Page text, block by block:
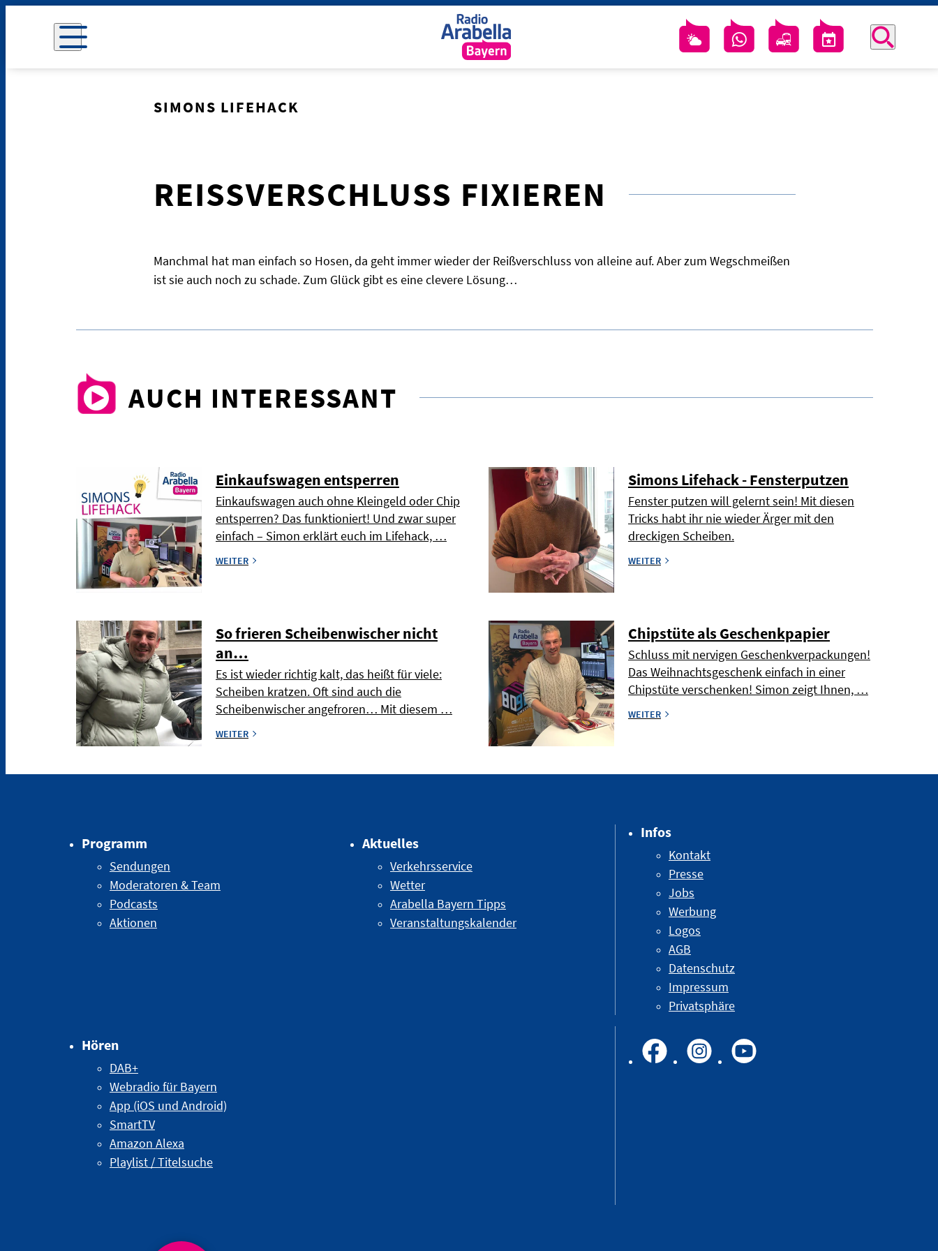
SIMONS LIFEHACK
REISSVERSCHLUSS FIXIEREN
Manchmal hat man einfach so Hosen, da geht immer wieder der Reißverschluss von alleine auf. Aber zum Wegschmeißen
ist sie auch noch zu schade. Zum Glück gibt es eine clevere Lösung…
AUCH INTERESSANT
Einkaufswagen entsperren
Einkaufswagen auch ohne Kleingeld oder Chip
entsperren? Das funktioniert! Und zwar super
einfach – Simon erklärt euch im Lifehack, …
WEITER
Simons Lifehack - Fensterputzen
Fenster putzen will gelernt sein! Mit diesen
Tricks habt ihr nie wieder Ärger mit den
dreckigen Scheiben.
WEITER
So frieren Scheibenwischer nicht
an…
Es ist wieder richtig kalt, das heißt für viele:
Scheiben kratzen. Oft sind auch die
Scheibenwischer angefroren… Mit diesem …
WEITER
Chipstüte als Geschenkpapier
Schluss mit nervigen Geschenkverpackungen!
Das Weihnachtsgeschenk einfach in einer
Chipstüte verschenken! Simon zeigt Ihnen, …
WEITER
Programm
Sendungen
Moderatoren & Team
Podcasts
Aktionen
Aktuelles
Verkehrsservice
Wetter
Arabella Bayern Tipps
Veranstaltungskalender
Hören
DAB+
Webradio für Bayern
App (iOS und Android)
SmartTV
Amazon Alexa
Playlist / Titelsuche
Infos
Kontakt
Presse
Jobs
Werbung
Logos
AGB
Datenschutz
Impressum
Privatsphäre